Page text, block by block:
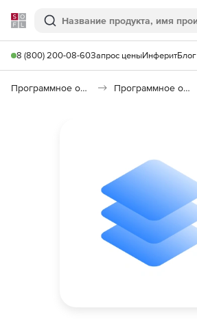
Softline
Поиск
8 (800) 200-08-60Запрос ценыИнферитБлог
Программное обеспечение для работы с файлами и дисками Программное обеспечение для резервного копирования